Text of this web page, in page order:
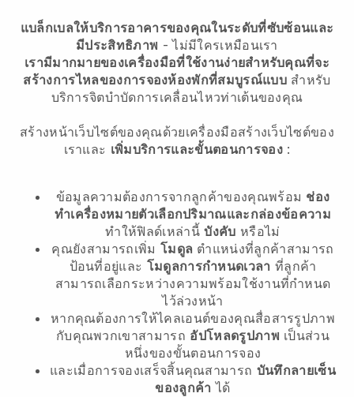
แบล็กเบลให้บริการอาคารของคุณในระดับที่ซับซ้อนและ
มีประสิทธิภาพ - ไม่มีใครเหมือนเรา
เรามีมากมายของเครื่องมือที่ใช้งานง่ายสำหรับคุณที่จะ
สร้างการไหลของการจองห้องพักที่สมบูรณ์แบบ สำหรับ
บริการจิตบำบัดการเคลื่อนไหวท่าเต้นของคุณ
สร้างหน้าเว็บไซต์ของคุณด้วยเครื่องมือสร้างเว็บไซต์ของ
เราและ เพิ่มบริการและขั้นตอนการจอง:
ข้อมูลความต้องการจากลูกค้าของคุณพร้อม ช่อง
ทำเครื่องหมายตัวเลือกปริมาณและกล่องข้อความ
ทำให้ฟิลด์เหล่านี้บังคับ หรือไม่
คุณยังสามารถเพิ่ม โมดูล ตำแหน่งที่ลูกค้าสามารถ
ป้อนที่อยู่และ โมดูลการกำหนดเวลา ที่ลูกค้า
สามารถเลือกระหว่างความพร้อมใช้งานที่กำหนด
ไว้ล่วงหน้า
หากคุณต้องการให้ไคลเอนต์ของคุณสื่อสารรูปภาพ
กับคุณพวกเขาสามารถ อัปโหลดรูปภาพ เป็นส่วน
หนึ่งของขั้นตอนการจอง
และเมื่อการจองเสร็จสิ้นคุณสามารถ บันทึกลายเซ็น
ของลูกค้า ได้